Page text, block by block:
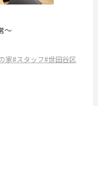
～
家#スタッフ#世田谷区